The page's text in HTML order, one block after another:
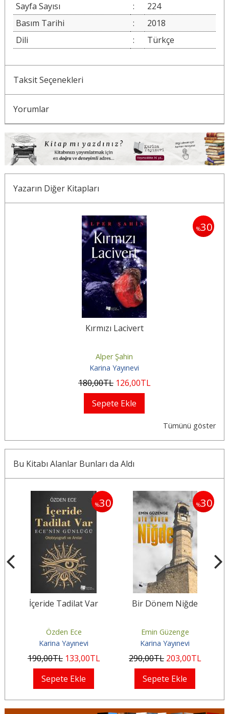
Sayfa Sayısı
:
224
Basım Tarihi
:
2018
Dili
: Türkçe
Taksit Seçenekleri
Yorumlar
Yazarın Diğer Kitapları
%30
Kırmızı Lacivert
Alper Şahin
Karina Yayınevi
180,00TL 126,00TL
Sepete Ekle
Tümünü göster
Bu Kitabı Alanlar Bunları da Aldı
%30
İçeride Tadilat Var
Özden Ece
Karina Yayınevi
190,00TL 133,00TL
Sepete Ekle
%30
Bir Dönem Niğde
Emin Güzenge
Karina Yayınevi
290,00TL 203,00TL
Sepete Ekle